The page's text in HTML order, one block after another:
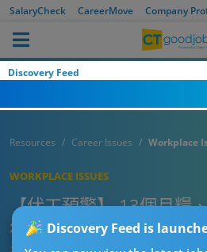
SalaryCheck CareerMove Company
Discovery Feed
Discovery Feed is
Resources Career Issues Workplace
WORKPLACE ISSUES
【伏工預警】 13個月糧
筍工？打工仔驚揭黑心條